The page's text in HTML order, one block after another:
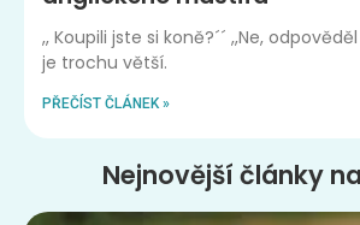
,, Koupili jste si koně?´´ ,,Ne,
je trochu větší.
PŘEČÍST ČLÁNEK »
Nejnovější články